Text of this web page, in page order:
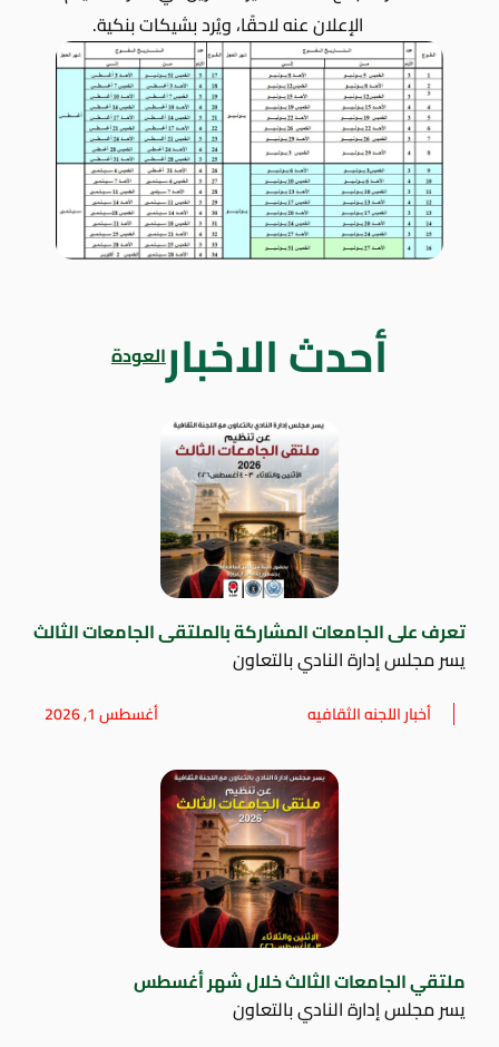
الإعلان عنه لاحقًا، ويُرد بشيكات بنكية.
أحدث الاخبارالعودة
تعرف على الجامعات المشاركة بالملتقى الجامعات الثالث
يسر مجلس إدارة النادي بالتعاون
أخبار اللجنه الثقافيه أغسطس 1, 2026
ملتقي الجامعات الثالث خلال شهر أغسطس
يسر مجلس إدارة النادي بالتعاون